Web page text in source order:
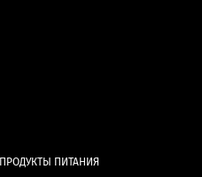
ПРОДУКТЫ ПИТАНИЯ